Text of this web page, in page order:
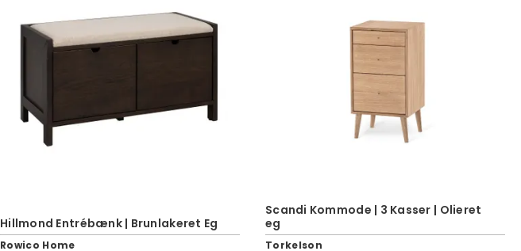
Hillmond Entrébænk | Brunlakeret Eg
Rowico Home
Scandi Kommode | 3 Kasser | Olieret
eg
Torkelson